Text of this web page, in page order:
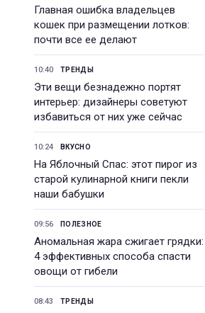
Главная ошибка владельцев
кошек при размещении лотков:
почти все ее делают
10:40 ТРЕНДЫ
Эти вещи безнадежно портят
интерьер: дизайнеры советуют
избавиться от них уже сейчас
10:24 ВКУСНО
На Яблочный Спас: этот пирог из
старой кулинарной книги пекли
наши бабушки
09:56 ПОЛЕЗНОЕ
Аномальная жара сжигает грядки:
4 эффективных способа спасти
овощи от гибели
08:43 ТРЕНДЫ